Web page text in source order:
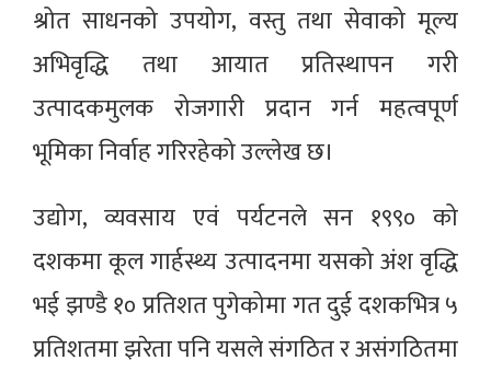
श्रोत साधनको उपयोग, वस्तु तथा सेवाको मूल्य
अभिवृद्धि तथा आयात प्रतिस्थापन गरी
उत्पादकमुलक रोजगारी प्रदान गर्न महत्वपूर्ण
भूमिका निर्वाह गरिरहेको उल्लेख छ।
उद्योग, व्यवसाय एवं पर्यटनले सन १९९० को
दशकमा कूल गार्हस्थ्य उत्पादनमा यसको अंश वृद्धि
भई झण्डै १० प्रतिशत पुगेकोमा गत दुई दशकभित्र ५
प्रतिशतमा झरेता पनि यसले संगठित र असंगठितमा